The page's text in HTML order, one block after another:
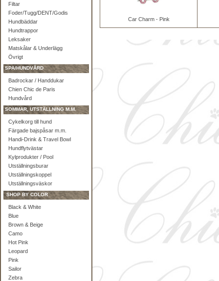
Filtar
Foder/Tugg/DENT/Godis
Hundbäddar
Hundtrappor
Leksaker
Matskålar & Underlägg
Övrigt
SPA/HUNDVÅRD
Badrockar / Handdukar
Chien Chic de Paris
Hundvård
SOMMAR, UTSTÄLLNING M.M.
Cykelkorg till hund
Färgade bajspåsar m.m.
Handi-Drink & Travel Bowl
Hundflytvästar
Kylprodukter / Pool
Utställningsburar
Utställningskoppel
Utställningsväskor
SHOP BY COLOR
Black & White
Blue
Brown & Beige
Camo
Hot Pink
Leopard
Pink
Sailor
Zebra
Car Charm - Pink